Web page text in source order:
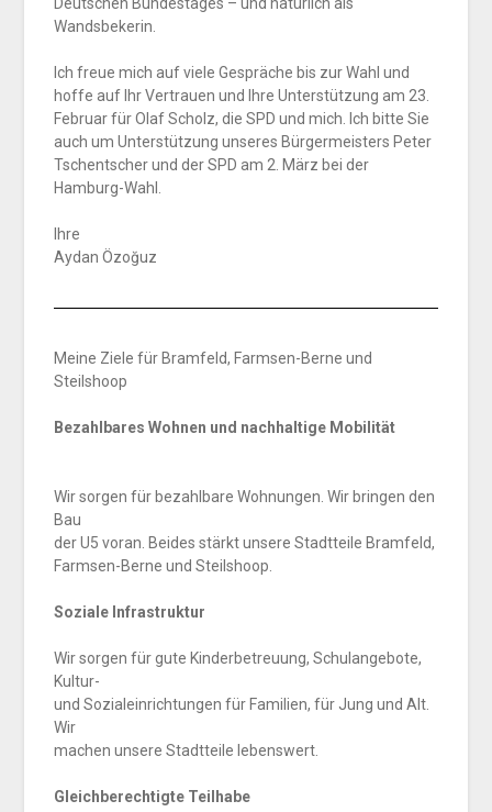
Deutschen Bundestages – und natürlich als
Wandsbekerin.
Ich freue mich auf viele Gespräche bis zur Wahl und
hoffe auf Ihr Vertrauen und Ihre Unterstützung am 23.
Februar für Olaf Scholz, die SPD und mich. Ich bitte Sie
auch um Unterstützung unseres Bürgermeisters Peter
Tschentscher und der SPD am 2. März bei der
Hamburg-Wahl.
Ihre
Aydan Özoğuz
Meine Ziele für Bramfeld, Farmsen-Berne und
Steilshoop
Bezahlbares Wohnen und nachhaltige Mobilität
Wir sorgen für bezahlbare Wohnungen. Wir bringen den
Bau
der U5 voran. Beides stärkt unsere Stadtteile Bramfeld,
Farmsen-Berne und Steilshoop.
Soziale Infrastruktur
Wir sorgen für gute Kinderbetreuung, Schulangebote,
Kultur-
und Sozialeinrichtungen für Familien, für Jung und Alt.
Wir
machen unsere Stadtteile lebenswert.
Gleichberechtigte Teilhabe